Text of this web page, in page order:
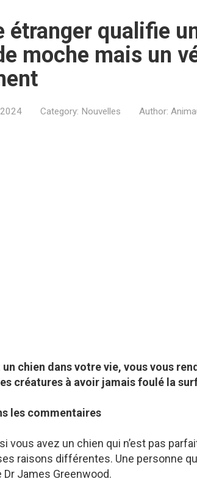
étranger qualifie
moche mais un
Category: Nouvelles Author:
un chien dans votre vie, vous vous
créatures à avoir jamais foulé la
les commentaires
vous avez un chien qui n’est pas
raisons différentes. Une personne
Dr James Greenwood.